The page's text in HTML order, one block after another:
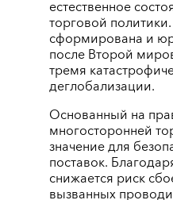
естественное
торговой
сформирована и
после Второй
тремя
деглобализации.
Основанный на
многосторонней
значение для
поставок.
снижается риск
вызванных